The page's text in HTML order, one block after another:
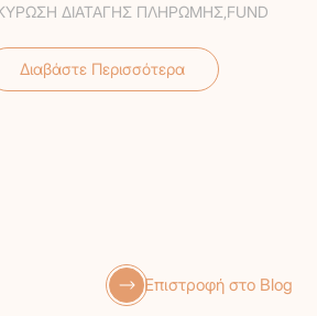
ΔΙΑΤΑΓΗΣ ΠΛΗΡΩΜΗΣ FUND
Διαβάστε Περισσότερα
Επιστροφή στο Blog